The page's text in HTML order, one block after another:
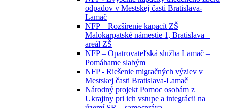
odpadov v Mestskej časti Bratislava-
Lamač
NFP – Rozšírenie kapacít ZŠ
Malokarpatské námestie 1, Bratislava –
areál ZŠ
NFP – Opatrovateľská služba Lamač –
Pomáhame slabým
NFP - Riešenie migračných výziev v
Mestskej časti Bratislava-Lamač
Národný projekt Pomoc osobám z
Ukrajiny pri ich vstupe a integrácii na